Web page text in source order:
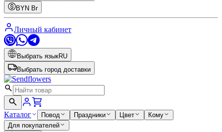
BYN Br
Личный кабинет
Выбрать языкRU
Выбрать город доставки
Каталог Повод Праздники Цвет
Кому
Для покупателей